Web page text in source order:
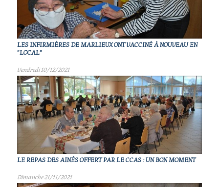
LES INFIRMIÈRES DE MARLIEUX ONT VACCINÉ À NOUVEAU EN
"LOCAL"
Vendredi 10/12/2021
LE REPAS DES AINÉS OFFERT PAR LE CCAS : UN BON MOMENT
Dimanche 21/11/2021